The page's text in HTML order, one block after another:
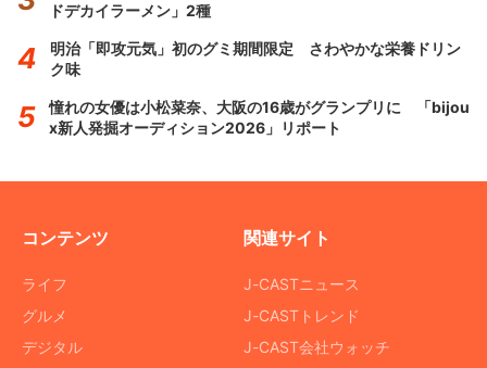
ドデカイラーメン」2種
明治「即攻元気」初のグミ期間限定 さわやかな栄養ドリン
ク味
憧れの女優は小松菜奈、大阪の16歳がグランプリに 「bijou
x新人発掘オーディション2026」リポート
コンテンツ
ライフ
グルメ
デジタル
関連サイト
J-CASTニュース
J-CASTトレンド
J-CAST会社ウォッチ